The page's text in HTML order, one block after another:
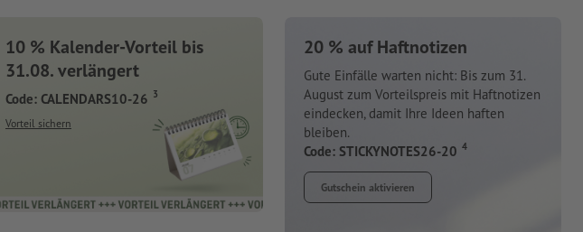
10 % Kalender-Vorteil bis
31.08. verlängert
Code: CALENDARS10-26 3
Vorteil sichern
20 % auf Haftnotizen
Gute Einfälle warten nicht: Bis zum 31.
August zum Vorteilspreis mit Haftnotizen
eindecken, damit Ihre Ideen haften
bleiben.
Code: STICKYNOTES26-20 4
Gutschein aktivieren